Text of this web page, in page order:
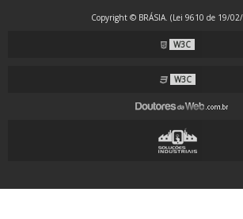
Embaladora Envelopadora Stretch
Embaladora Flow Pack - Grande Porte
Embaladora Flow Pack - Standard
Embaladora Flow Pack com Alimentação Automática
Embaladora Flow Pack para Guardanapos
Copyright © BRÁSIA. (Lei 9610 de 19/
W3C
W3C